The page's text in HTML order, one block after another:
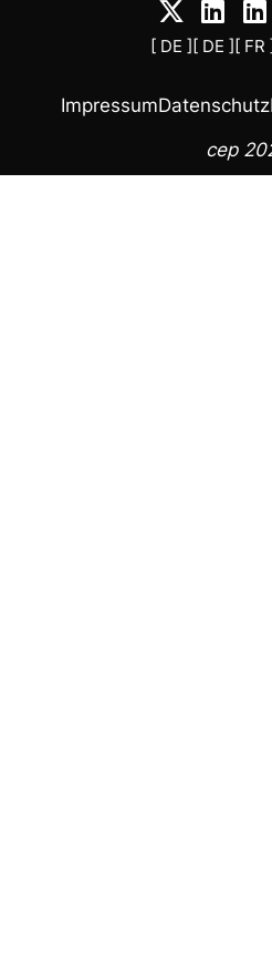
[ DE ][ DE ][ FR
ImpressumDatenschutz
cep